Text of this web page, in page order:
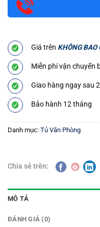
Giá trên KHÔNG BAO
Miễn phí vận chuyển
Giao hàng ngay sau
Bảo hành 12 tháng
Danh mục: Tủ Văn Phòng
Chia sẻ trên:
MÔ TẢ
ĐÁNH GIÁ (0)